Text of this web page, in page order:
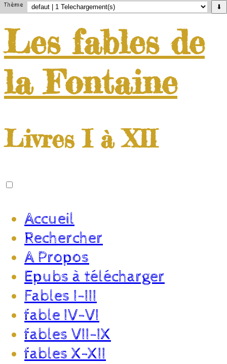
Thème ⬇
Les fables de
la Fontaine
Livres I à XII
Accueil
Rechercher
A Propos
Epubs à télécharger
Fables I-III
fable IV-VI
fables VII-IX
fables X-XII